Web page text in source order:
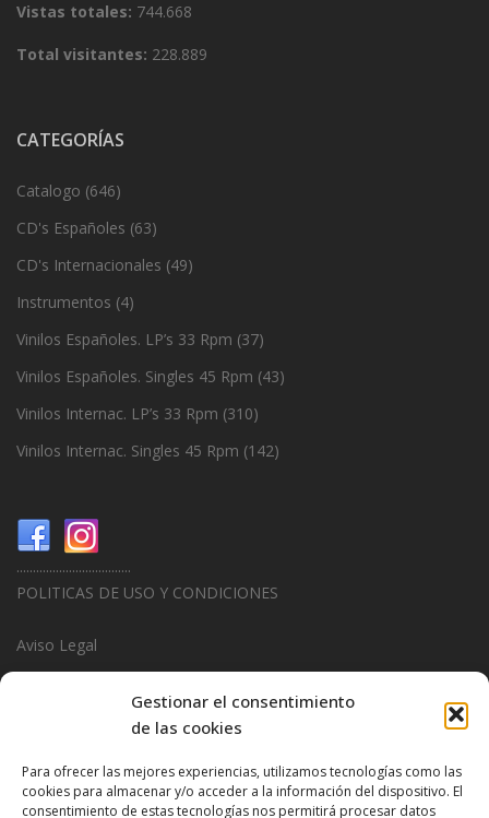
Gestionar el consentimiento
de las cookies
Para ofrecer las mejores experiencias, utilizamos tecnologías como las
cookies para almacenar y/o acceder a la información del dispositivo. El
consentimiento de estas tecnologías nos permitirá procesar datos
Vistas totales: 744.668
Total visitantes: 228.889
CATEGORÍAS
Catalogo (646)
CD's Españoles (63)
CD's Internacionales (49)
Instrumentos (4)
Vinilos Españoles. LP’s 33 Rpm (37)
Vinilos Españoles. Singles 45 Rpm (43)
Vinilos Internac. LP’s 33 Rpm (310)
Vinilos Internac. Singles 45 Rpm (142)
...................................
POLITICAS DE USO Y CONDICIONES
Aviso Legal
Politica de Privacidad
...................................